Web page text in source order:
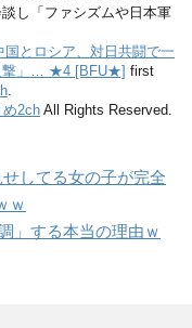
し「ファシズムや日本軍
国とロシア、対日共闘で一
撃」… ★4 [BFU★] first
.
め2chAll Rights Reserved.
せしてる女の子が完全
ｗ
」する本当の理由ｗ